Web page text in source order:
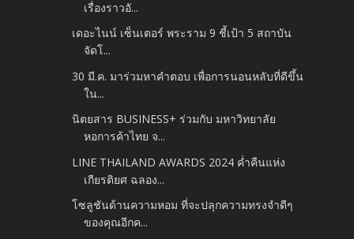
เรื่องราวอั...
เดอะไนน์ เซ็นเตอร์ พระราม 9 ชี้เป้า 5 สถาบัน
จัดโ...
30 มี.ค. มาร่วมหาคำตอบ เพื่อการนอนหลับที่ดีขึ้น
ใน...
นิตยสาร BUSINESS+ ร่วมกับ มหาวิทยาลัย
หอการค้าไทย จ...
LINE THAILAND AWARDS 2024 ค่ำคืนแห่ง
เกียรติยศ ฉลอง...
โซลูชันด้านความหอม ที่จะปลุกความทรงจำดีๆ
ของคุณอีกค...